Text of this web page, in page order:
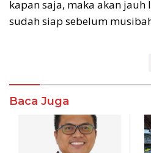
kapan saja, maka akan
sudah siap sebelum
Baca Juga